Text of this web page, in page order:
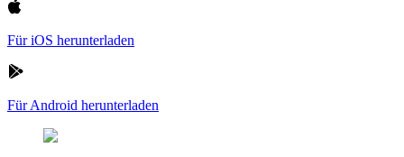
Für iOS herunterladen
Für Android herunterladen